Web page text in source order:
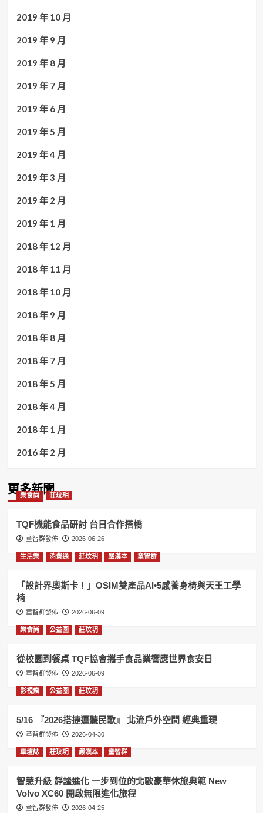
2019 年 10 月
2019 年 9 月
2019 年 8 月
2019 年 7 月
2019 年 6 月
2019 年 5 月
2019 年 4 月
2019 年 3 月
2019 年 2 月
2019 年 1 月
2018 年 12 月
2018 年 11 月
2018 年 10 月
2018 年 9 月
2018 年 8 月
2018 年 7 月
2018 年 5 月
2018 年 4 月
2018 年 1 月
2016 年 2 月
更多新聞
樂食尚 莊玟玥
TQF機能食品研討 台日合作搭橋
童智群發佈 2026-06-26
生活樂 消費通 莊玟玥 嚴漢本 童智群
「設計界奧斯卡！」OSIM雙產品AI•5感養身椅與天王工學
椅
童智群發佈 2026-06-09
樂食尚 公益圈 莊玟玥
從校園到餐桌 TQF協會攜手食品業響應世界食安日
童智群發佈 2026-06-09
影視瘋 公益圈 莊玟玥
5/16 『2026搭捷運聽民歌』 北流戶外空間 經典重現
童智群發佈 2026-04-30
車壇誌 莊玟玥 嚴漢本 童智群
智慧升級 靜謐進化 一步到位的北歐豪華休旅典範 New
Volvo XC60 開啟無限進化旅程
童智群發佈 2026-04-25